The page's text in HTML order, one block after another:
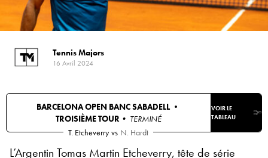
Tennis Majors
16 Avril 2024
BARCELONA OPEN BANC SABADELL •
TROISIÈME TOUR • TERMINÉ
VOIR LE
TABLEAU
T. Etcheverry vs N. Hardt
L’Argentin Tomas Martin Etcheverry, tête de série